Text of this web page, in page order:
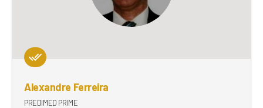
Alexandre Ferreira
PREDIMED PRIME